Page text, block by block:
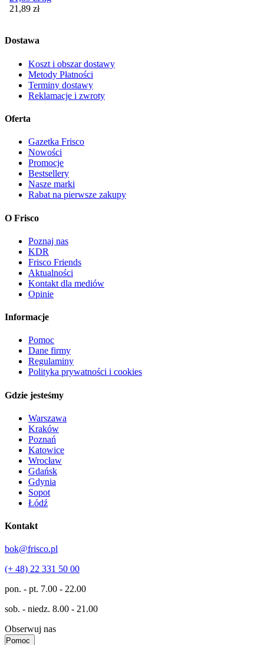
Cena
21,89 zł
Dostawa
Koszt i obszar dostawy
Metody Płatności
Terminy dostawy
Reklamacje i zwroty
Oferta
Gazetka Frisco
Nowości
Promocje
Bestsellery
Nasze marki
Rabat na pierwsze zakupy
O Frisco
Poznaj nas
KDR
Frisco Friends
Aktualności
Kontakt dla mediów
Opinie
Informacje
Pomoc
Dane firmy
Regulaminy
Polityka prywatności i cookies
Gdzie jesteśmy
Warszawa
Kraków
Poznań
Katowice
Wrocław
Gdańsk
Gdynia
Sopot
Łódź
Kontakt
bok@frisco.pl
(+ 48) 22 331 50 00
pon. - pt. 7.00 - 22.00
sob. - niedz. 8.00 - 21.00
Obserwuj nas
Pomoc